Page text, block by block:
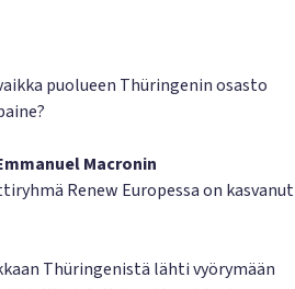
puolueen Thüringenin osasto
Macronin
Renew Europessa on kasvanut
Thüringenistä lähti vyörymään